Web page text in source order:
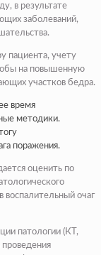
в результате
заболеваний,
пациента, учету
на повышенную
участков бедра.
время
методики.
поражения.
оценить по
воспалительный очаг
патологии (КТ,